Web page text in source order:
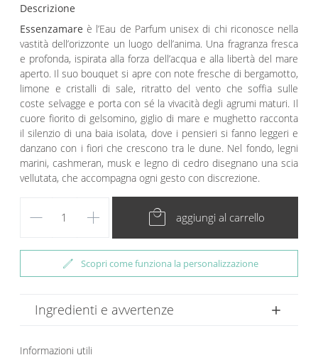
Descrizione
Essenzamare è l’Eau de Parfum unisex di chi riconosce nella
vastità dell’orizzonte un luogo dell’anima. Una fragranza fresca
e profonda, ispirata alla forza dell’acqua e alla libertà del mare
aperto. Il suo bouquet si apre con note fresche di bergamotto,
limone e cristalli di sale, ritratto del vento che soffia sulle
coste selvagge e porta con sé la vivacità degli agrumi maturi. Il
cuore fiorito di gelsomino, giglio di mare e mughetto racconta
il silenzio di una baia isolata, dove i pensieri si fanno leggeri e
danzano con i fiori che crescono tra le dune. Nel fondo, legni
marini, cashmeran, musk e legno di cedro disegnano una scia
vellutata, che accompagna ogni gesto con discrezione.
remove add local_mall aggiungi al carrello
edit Scopri come funziona la personalizzazione
Ingredienti e avvertenze
Informazioni utili